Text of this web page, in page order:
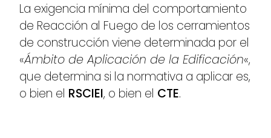
La exigencia mínima del comportamiento
de Reacción al Fuego de los cerramientos
de construcción viene determinada por el
«Ámbito de Aplicación de la Edificación«,
que determina si la normativa a aplicar es,
o bien el RSCIEI, o bien el CTE.